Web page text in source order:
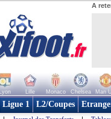
A
Lyon Lille Monaco Chelsea Man
Ligue 1 L2/Coupes